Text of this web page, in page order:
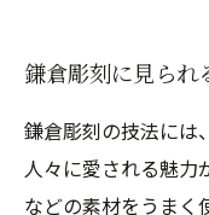
鎌倉彫刻に見られ
鎌倉彫刻の技法には
人々に愛される魅力
などの素材をうまく